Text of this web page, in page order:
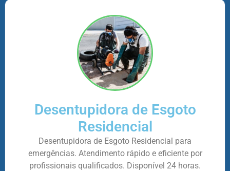
Desentupidora de Esgoto
Residencial
Desentupidora de Esgoto Residencial para
emergências. Atendimento rápido e eficiente por
profissionais qualificados. Disponível 24 horas.